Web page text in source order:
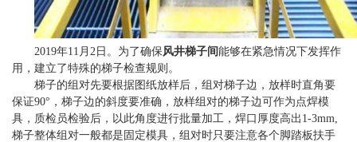
2019年11月2日。为了确保 风井梯子间能够在紧急情况下发挥作
用，建立了特殊的梯子检查规则。
梯子的组对先要根据图纸放样后，组对梯子边，放样时直角要
保证90°，梯子边的斜度要准确，放样组对的梯子边可作为点焊模
具，质检员检验后，以此角度进行批量加工，焊口厚度高出1-3mm,
梯子整体组对一般都是固定模具，组对时只要注意各个脚踏板扶手